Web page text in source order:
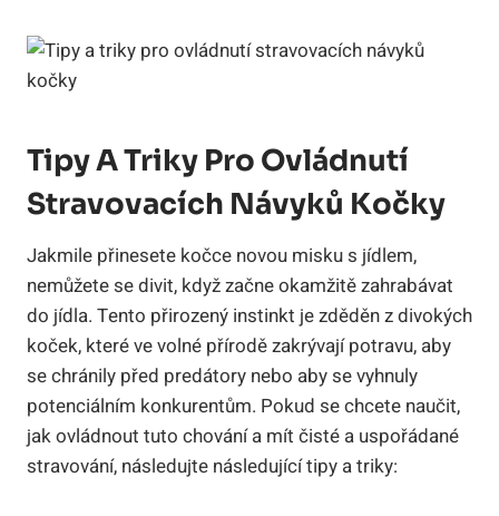
Tipy A Triky Pro Ovládnutí
Stravovacích Návyků Kočky
Jakmile přinesete kočce novou misku s jídlem,
nemůžete se divit, když začne okamžitě zahrabávat
do jídla. Tento přirozený instinkt je zděděn z divokých
koček, které ve volné přírodě zakrývají potravu, aby
se chránily před predátory nebo aby se vyhnuly
potenciálním konkurentům. Pokud se chcete naučit,
jak ovládnout tuto chování a mít čisté a uspořádané
stravování, následujte následující tipy a triky: